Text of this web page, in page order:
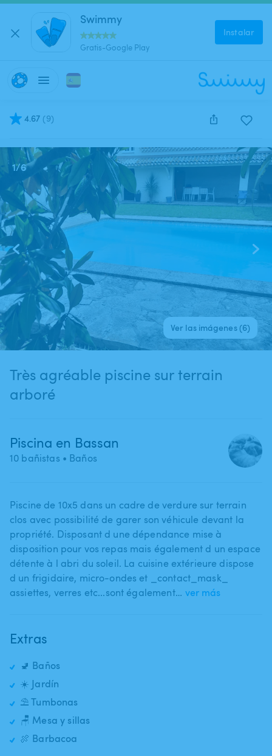
Swimmy
Gratis-Google Play
Instalar
4.67 (9)
Este anuncio está cerrado y no se puede reservar.
1/6
Ver las imágenes (6)
Très agréable piscine sur terrain
arboré
Piscina en Bassan
10 bañistas • Baños
Piscine de 10x5 dans un cadre de verdure sur terrain
clos avec possibilité de garer son véhicule devant la
propriété. Disposant d une dépendance mise à
disposition pour vos repas mais également d un espace
détente à l abri du soleil. La cuisine extérieure dispose
d un frigidaire​,​ micro-ondes et _contact_mask_
assiettes​,​ verres etc...sont également… ver más
Extras
🚽 Baños
☀️ Jardín
⛱️ Tumbonas
🪑 Mesa y sillas
🍖 Barbacoa